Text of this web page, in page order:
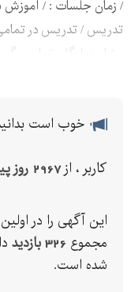
/ زمان جلسات : / آموزش
تدریس / تدریس در
مشاوره رایگان تماس
خوب است
کاربر ، از2967 روز پیش
این آگهی را در اولین
مجموع 326 بازدید
شده است.